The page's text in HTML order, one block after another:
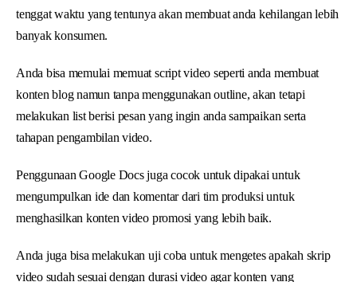
tenggat waktu yang tentunya akan membuat anda kehilangan lebih
banyak konsumen.
Anda bisa memulai memuat script video seperti anda membuat
konten blog namun tanpa menggunakan outline, akan tetapi
melakukan list berisi pesan yang ingin anda sampaikan serta
tahapan pengambilan video.
Penggunaan Google Docs juga cocok untuk dipakai untuk
mengumpulkan ide dan komentar dari tim produksi untuk
menghasilkan konten video promosi yang lebih baik.
Anda juga bisa melakukan uji coba untuk mengetes apakah skrip
video sudah sesuai dengan durasi video agar konten yang